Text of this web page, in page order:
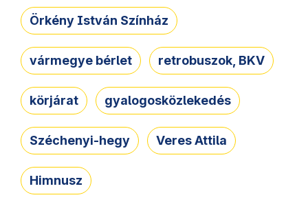
Örkény István Színház
vármegye bérlet retrobuszok, BKV
körjárat gyalogosközlekedés
Széchenyi-hegy Veres Attila
Himnusz